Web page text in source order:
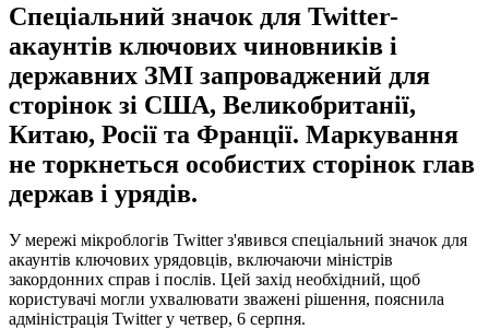
Спеціальний значок для Twitter-
акаунтів ключових чиновників і
державних ЗМІ запроваджений для
сторінок зі США, Великобританії,
Китаю, Росії та Франції. Маркування
не торкнеться особистих сторінок глав
держав і урядів.
У мережі мікроблогів Twitter з'явився спеціальний значок для
акаунтів ключових урядовців, включаючи міністрів
закордонних справ і послів. Цей захід необхідний, щоб
користувачі могли ухвалювати зважені рішення, пояснила
адміністрація Twitter у четвер, 6 серпня.